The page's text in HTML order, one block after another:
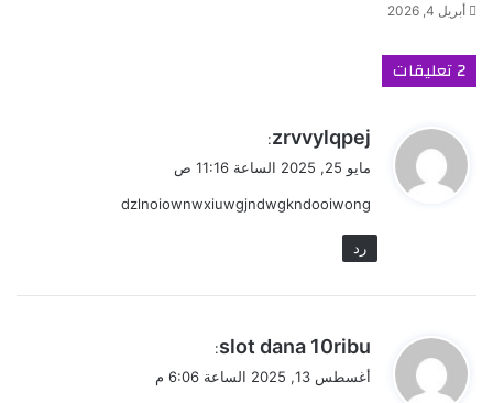
أبريل 4, 2026
‫2 تعليقات
ي
ل
zrvvylqpej
:
مايو 25, 2025 الساعة 11:16 ص
dzlnoiownwxiuwgjndwgkndooiwong
رد
ي
ق
slot dana 10ribu
:
أغسطس 13, 2025 الساعة 6:06 م